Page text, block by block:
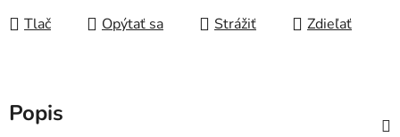
Tlač Opýtať sa Strážiť Zdieľať
Popis